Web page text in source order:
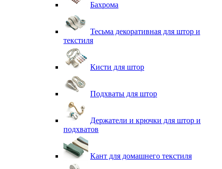
Бахрома
Тесьма декоративная для штор и
текстиля
Кисти для штор
Подхваты для штор
Держатели и крючки для штор и
подхватов
Кант для домашнего текстиля